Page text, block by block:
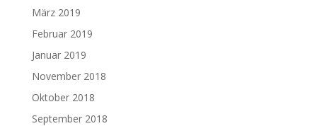
März 2019
Februar 2019
Januar 2019
November 2018
Oktober 2018
September 2018